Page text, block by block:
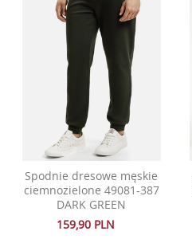
Spodnie dresowe męskie
ciemnozielone 49081-387
DARK GREEN
159,90 PLN